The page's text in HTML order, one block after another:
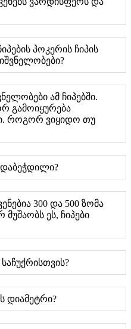
პოკერის ჩიპის
ამ ჩიპებში.
გამოიყურება
როგორ ვიყიდო თუ
დაბეჭდილი?
300 და 500 ზომა
ეს, ჩიპები
დიამეტრი?